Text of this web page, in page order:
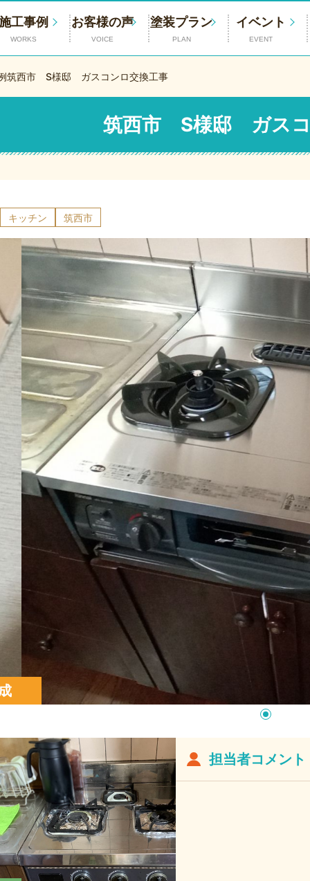
工事例
WORKS
お客様の声
VOICE
塗装プラン
PLAN
イベント
EVENT
筑西市 S様邸 ガスコンロ交換工事
筑西市 S様邸 ガスコ
キッチン 筑西市
担当者コメント